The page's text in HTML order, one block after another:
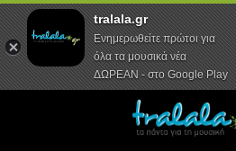
Αρχική Συνεντεύξεις
tralala.gr
Ενημερωθείτε πρώτοι για
όλα τα μουσικά νέα
ΔΩΡΕΑΝ - στο Google Play